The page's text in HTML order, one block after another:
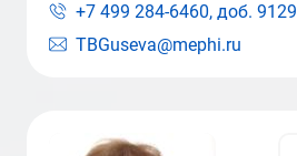
TBGuseva@mephi.ru
+7 499 284-6460, доб. 9129